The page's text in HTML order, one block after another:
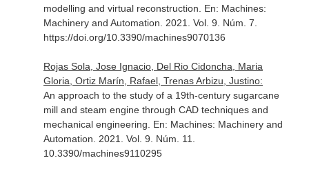
modelling and virtual reconstruction. En: Machines:
Machinery and Automation . 2021. Vol. 9. Núm. 7.
https://doi.org/10.3390/machines9070136
Rojas Sola, Jose Ignacio, Del Rio Cidoncha, Maria
Gloria, Ortiz Marín, Rafael, Trenas Arbizu, Justino:
An approach to the study of a 19th-century sugarcane
mill and steam engine through CAD techniques and
mechanical engineering. En: Machines: Machinery and
Automation . 2021. Vol. 9. Núm. 11.
10.3390/machines9110295